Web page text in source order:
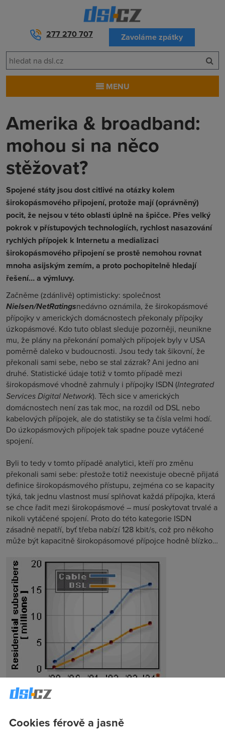
277 270 707 Zavoláme zpátky
MENU
Amerika & broadband:
mohou si na něco
stěžovat?
Spojené státy jsou dost citlivé na otázky kolem
širokopásmového připojení, protože mají (oprávněný)
pocit, že nejsou v této oblasti úplně na špičce. Přes velký
pokrok v přístupových technologiích, rychlost nasazování
rychlých přípojek k Internetu a medializaci
širokopásmového připojení se prostě nemohou rovnat
mnoha asijským zemím, a proto pochopitelně hledají
řešení… a výmluvy.
Začněme (zdánlivě) optimisticky: společnost
Nielsen/NetRatingsnedávno oznámila, že širokopásmové
přípojky v amerických domácnostech překonaly přípojky
úzkopásmové. Kdo tuto oblast sleduje pozorněji, neunikne
mu, že plány na překonání pomalých přípojek byly v USA
poměrně daleko v budoucnosti. Jsou tedy tak šikovní, že
překonali sami sebe, nebo se stal zázrak? Ani jedno ani
druhé. Statistické údaje totiž v tomto případě mezi
širokopásmové vhodně zahrnuly i přípojky ISDN (Integrated
Services Digital Network). Těch sice v amerických
domácnostech není zas tak moc, na rozdíl od DSL nebo
kabelových přípojek, ale do statistiky se ta čísla velmi hodí.
Do úzkopásmových přípojek tak spadne pouze vytáčené
spojení.
Byli to tedy v tomto případě analytici, kteří pro změnu
překonali sami sebe: přestože totiž neexistuje obecně přijatá
definice širokopásmového přístupu, zejména co se kapacity
týká, tak jednu vlastnost musí splňovat každá přípojka, která
se chce řadit mezi širokopásmové – musí poskytovat trvalé a
nikoli vytáčené spojení. Proto do této kategorie ISDN
zásadně nepatří, byť třeba nabízí 128 kbit/s, což pro někoho
může být kapacitně širokopásomové přípojce hodně blízko…
Cookies férově a jasně